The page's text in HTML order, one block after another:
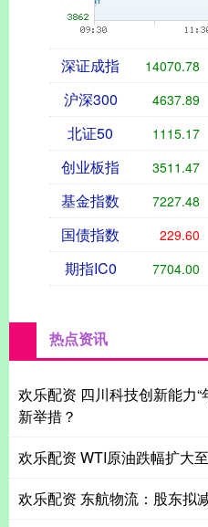
深证成指 14070.78
沪深300 4637.89
北证50 1115.17
创业板指 3511.47
基金指数 7227.48
国债指数 229.60
期指IC0 7704.00
热点资讯
欢乐配资 四川科技创新能力“
新举措？
欢乐配资 WTI原油跌幅扩大
欢乐配资 东航物流：股东拟